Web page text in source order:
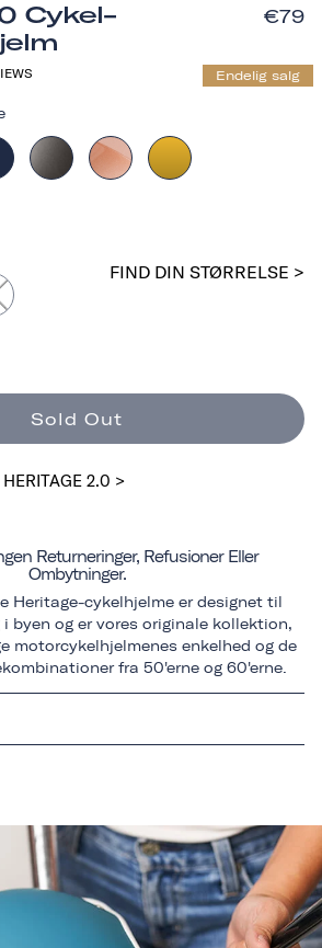
Cykel-
€79
Endelig salg
FIND DIN STØRRELSE >
Sold Out
2.0 >
Returneringer, Refusioner Eller
Ombytninger.
Heritage-cykelhjelme er designet til
byen og er vores originale kollektion,
motorcykelhjelmenes enkelhed og de
fra 50'erne og 60'erne.